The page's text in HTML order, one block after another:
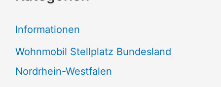
n
n
a
Informationen
Wohnmobil Stellplatz Bundesland
Nordrhein-Westfalen